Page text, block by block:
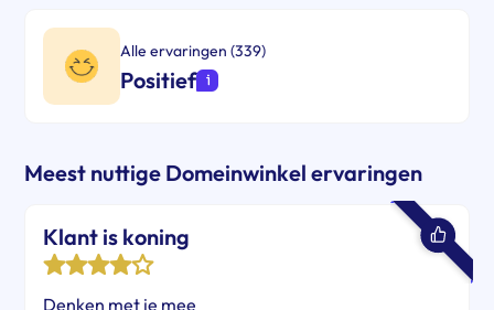
Alle ervaringen (339)
Positief
Meest nuttige Domeinwinkel ervaringen
Klant is koning
Denken met je mee